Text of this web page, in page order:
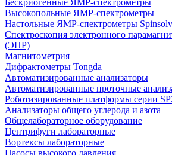
Бескриогенные ЯМР‑спектрометры
Высокопольные ЯМР‑спектрометры
Настольные ЯМР‑спектрометры
Спектроскопия электронного
(ЭПР)
Магнитометрия
Дифрактометры Tongda
Автоматизированные анализаторы
Автоматизированные проточные
Роботизированные платформы серии
Анализаторы общего углерода и азота
Общелабораторное оборудование
Центрифуги лабораторные
Вортексы лабораторные
Насосы высокого давления